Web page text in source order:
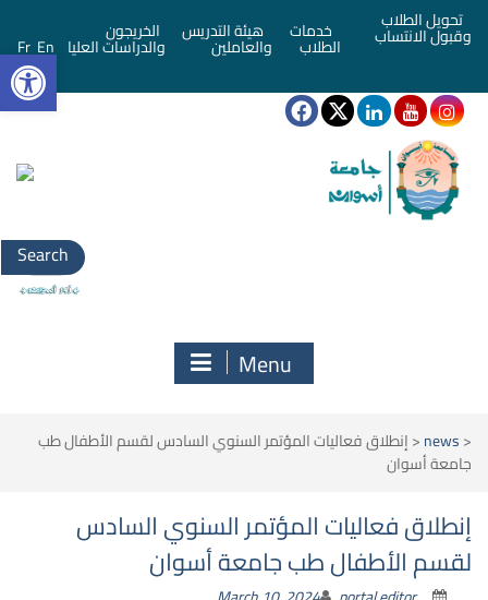
تحويل الطلاب
وقبول الانتساب خدمات
الطلاب
هيئة التدريس
والعاملين
الخريجون
والدراسات العليا En
Fr
Search
for:
Menu
<
news
<إنطلاق فعاليات المؤتمر السنوي السادس لقسم الأطفال طب
جامعة أسوان
إنطلاق فعاليات المؤتمر السنوي السادس
لقسم الأطفال طب جامعة أسوان